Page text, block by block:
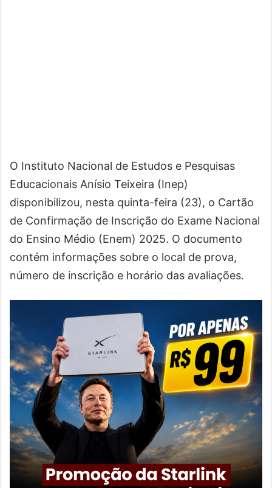
O Instituto Nacional de Estudos e Pesquisas
Educacionais Anísio Teixeira (Inep)
disponibilizou, nesta quinta-feira (23), o Cartão
de Confirmação de Inscrição do Exame Nacional
do Ensino Médio (Enem) 2025. O documento
contém informações sobre o local de prova,
número de inscrição e horário das avaliações.